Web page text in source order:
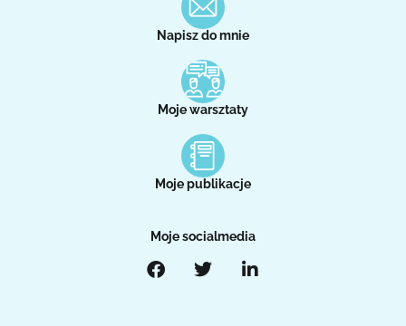
Napisz do mnie
Moje warsztaty
Moje publikacje
Moje socialmedia